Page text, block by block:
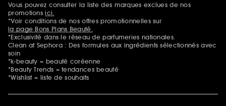
Mentions additionnelles
Vous pouvez consulter la liste des marques exclues de nos
promotionsici.
*Voir conditions de nos offres promotionnelles sur
la page Bons Plans Beauté.
*Exclusivité dans le réseau de parfumeries nationales.
Clean at Sephora : Des formules aux ingrédients sélectionnés avec
soin
*k-beauty = beauté coréenne
*Beauty Trends = tendances beauté
*Wishlist = liste de souhaits